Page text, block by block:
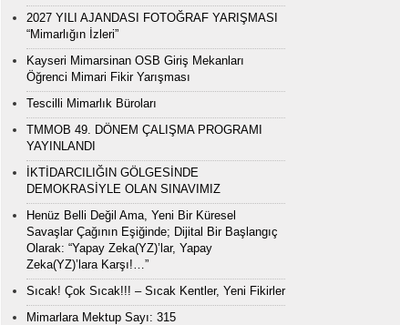
2027 YILI AJANDASI FOTOĞRAF YARIŞMASI
“Mimarlığın İzleri”
Kayseri Mimarsinan OSB Giriş Mekanları
Öğrenci Mimari Fikir Yarışması
Tescilli Mimarlık Büroları
TMMOB 49. DÖNEM ÇALIŞMA PROGRAMI
YAYINLANDI
İKTİDARCILIĞIN GÖLGESİNDE
DEMOKRASİYLE OLAN SINAVIMIZ
Henüz Belli Değil Ama, Yeni Bir Küresel
Savaşlar Çağının Eşiğinde; Dijital Bir Başlangıç
Olarak: “Yapay Zeka(YZ)’lar, Yapay
Zeka(YZ)’lara Karşı!…”
Sıcak! Çok Sıcak!!! – Sıcak Kentler, Yeni Fikirler
Mimarlara Mektup Sayı: 315